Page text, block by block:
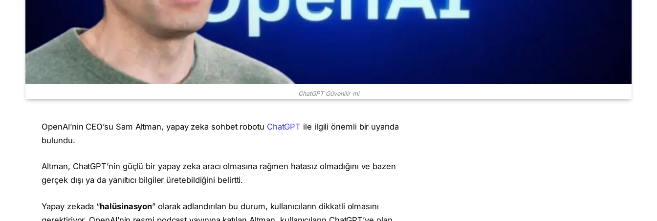
ChatGPT Güvenilir mi
OpenAI’nin CEO’su Sam Altman, yapay zeka sohbet robotu ChatGPT ile ilgili önemli bir uyarıda
bulundu.
Altman, ChatGPT’nin güçlü bir yapay zeka aracı olmasına rağmen hatasız olmadığını ve bazen
gerçek dışı ya da yanıltıcı bilgiler üretebildiğini belirtti.
Yapay zekada “halüsinasyon” olarak adlandırılan bu durum, kullanıcıların dikkatli olmasını